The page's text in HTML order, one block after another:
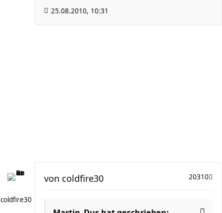
25.08.2010, 10:31
coldfire30
20310
von coldfire30